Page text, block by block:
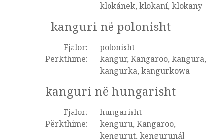
klokánek, klokaní, klokany
kanguri në polonisht
Fjalor:
polonisht
Përkthime:
kangur, Kangaroo, kangura,
kangurka, kangurkowa
kanguri në hungarisht
Fjalor:
hungarisht
Përkthime:
kenguru, Kangaroo,
kengurut, kengurunál